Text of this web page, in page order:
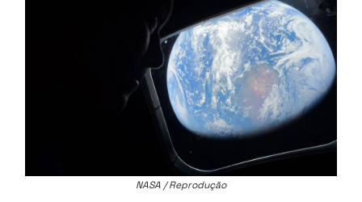
NASA / Reprodução